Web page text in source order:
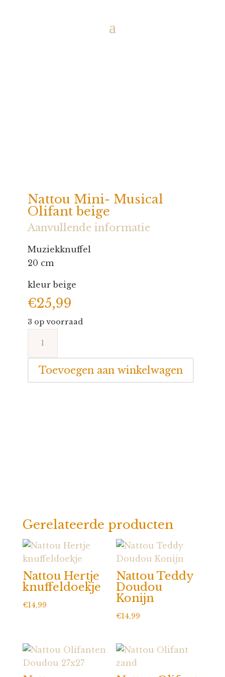
Nattou Mini- Musical
Olifant beige
Aanvullende informatie
Muziekknuffel
20 cm
kleur beige
€25,99
3 op voorraad
Mini-
Olifant
Toevoegen aan winkelwagen
Gerelateerde producten
Nattou Hertje
knuffeldoekje
€14,99
Nattou Teddy
Doudou
Konijn
€14,99